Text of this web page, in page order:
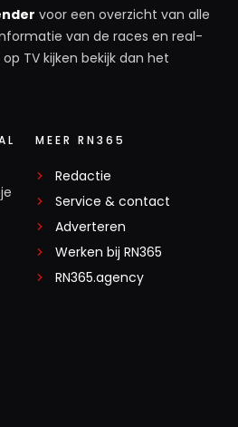
voor een overzicht van alle
van de races en real-
TV kijken bekijk dan het
MEER RN365
Redactie
Service & contact
Adverteren
Werken bij RN365
RN365.agency